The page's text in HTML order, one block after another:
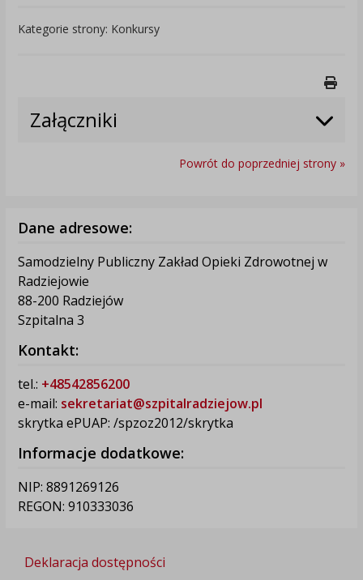
Kategorie strony: Konkursy
Załączniki
Powrót do poprzedniej strony »
Dane adresowe:
Samodzielny Publiczny Zakład Opieki Zdrowotnej w
Radziejowie
88-200 Radziejów
Szpitalna 3
Kontakt:
tel.: +48542856200
e-mail: sekretariat@szpitalradziejow.pl
skrytka ePUAP: /spzoz2012/skrytka
Informacje dodatkowe:
NIP: 8891269126
REGON: 910333036
Deklaracja dostępności